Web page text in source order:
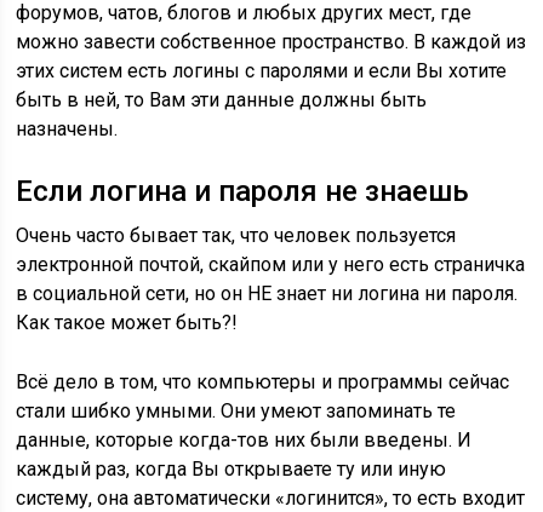
форумов, чатов, блогов и любых других мест, где
можно завести собственное пространство. В каждой из
этих систем есть логины с паролями и если Вы хотите
быть в ней, то Вам эти данные должны быть
назначены.
Если логина и пароля не знаешь
Очень часто бывает так, что человек пользуется
электронной почтой, скайпом или у него есть страничка
в социальной сети, но он НЕ знает ни логина ни пароля.
Как такое может быть?!
Всё дело в том, что компьютеры и программы сейчас
стали шибко умными. Они умеют запоминать те
данные, которые когда-тов них были введены. И
каждый раз, когда Вы открываете ту или иную
систему, она автоматически «логинится», то есть входит